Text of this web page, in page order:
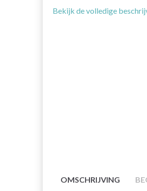
Bekijk de volledige
OMSCHRIJVING